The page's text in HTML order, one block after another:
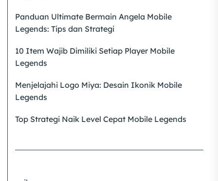
Panduan Ultimate Bermain Angela Mobile
Legends: Tips dan Strategi
10 Item Wajib Dimiliki Setiap Player Mobile
Legends
Menjelajahi Logo Miya: Desain Ikonik Mobile
Legends
Top Strategi Naik Level Cepat Mobile Legends